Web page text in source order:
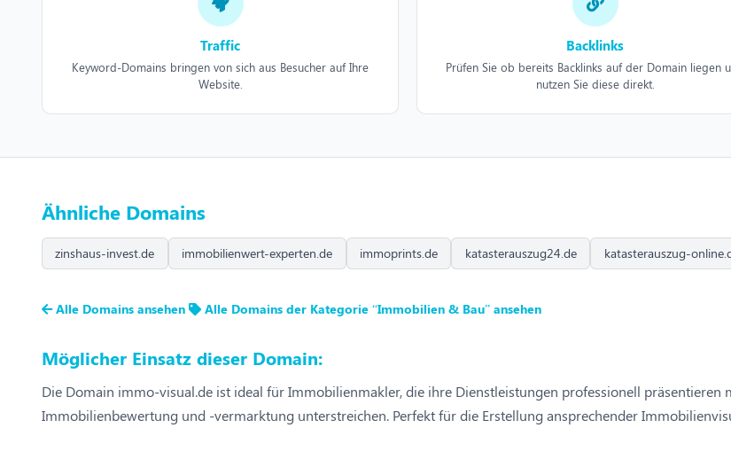
Traffic
Keyword-Domains bringen von sich aus Besucher auf Ihre
Website.
Backlinks
Prüfen Sie ob bereits Backlinks auf der Domain liegen
nutzen Sie diese direkt.
Ähnliche Domains
zinshaus-invest.de immobilienwert-experten.de immoprints.de katasterauszug24.de katasterauszug-
Alle Domains ansehen Alle Domains der Kategorie “Immobilien & Bau” ansehen
Möglicher Einsatz dieser Domain:
Die Domain immo-visual.de ist ideal für Immobilienmakler, die ihre Dienstleistungen professionell präsentieren
Immobilienbewertung und -vermarktung unterstreichen. Perfekt für die Erstellung ansprechender